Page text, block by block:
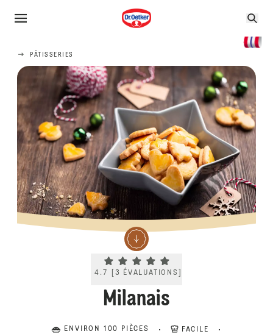
PÂTISSERIES
Current rating 4.7. Click to rate.
4.7 3 ÉVALUATIONS
Milanais
ENVIRON 100 PIÈCES
FACILE